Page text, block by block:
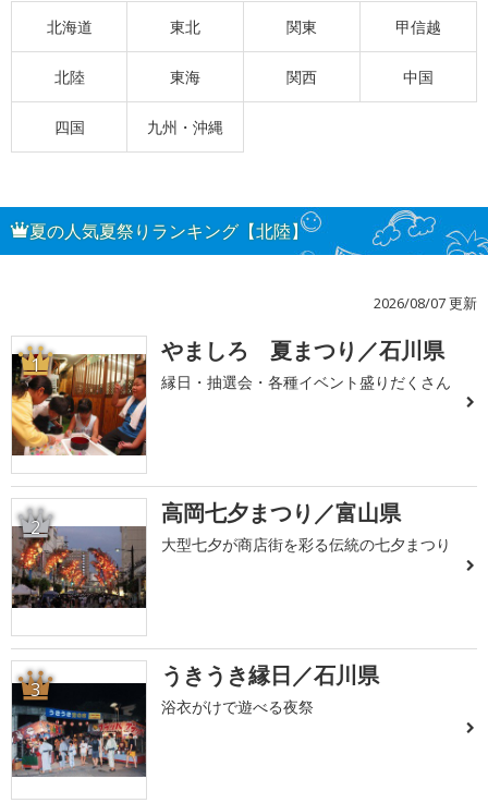
北海道 東北 関東 甲信越
北陸 東海 関西 中国
四国 九州・沖縄
夏の人気夏祭りランキング【北陸】
2026/08/07 更新
1 やましろ 夏まつり／石川県
縁日・抽選会・各種イベント盛りだくさん
2 高岡七夕まつり／富山県
大型七夕が商店街を彩る伝統の七夕まつり
3 うきうき縁日／石川県
浴衣がけで遊べる夜祭